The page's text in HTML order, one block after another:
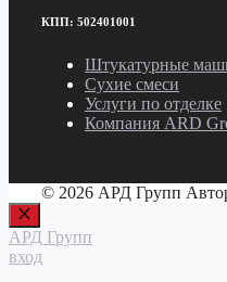
КПП: 502401001
Штукатурные
Сухие смеси
Услуги по отделке
Компания ARD
© 2026 АРД Групп
Закрыть
АРД Групп
вход